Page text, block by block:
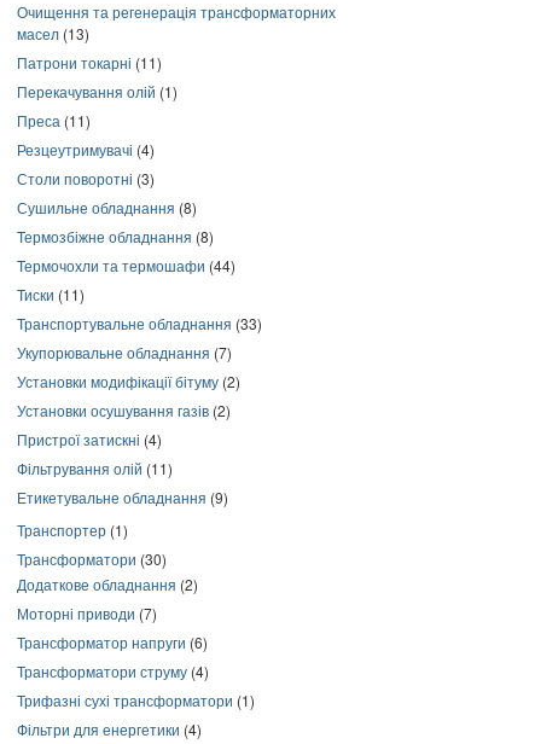
Очищення та регенерація трансформаторних
масел (13)
Патрони токарні (11)
Перекачування олій (1)
Преса (11)
Резцеутримувачі (4)
Столи поворотні (3)
Сушильне обладнання (8)
Термозбіжне обладнання (8)
Термочохли та термошафи (44)
Тиски (11)
Транспортувальне обладнання (33)
Укупорювальне обладнання (7)
Установки модифікації бітуму (2)
Установки осушування газів (2)
Пристрої затискні (4)
Фільтрування олій (11)
Етикетувальне обладнання (9)
Транспортер (1)
Трансформатори (30)
Додаткове обладнання (2)
Моторні приводи (7)
Трансформатор напруги (6)
Трансформатори струму (4)
Трифазні сухі трансформатори (1)
Фільтри для енергетики (4)